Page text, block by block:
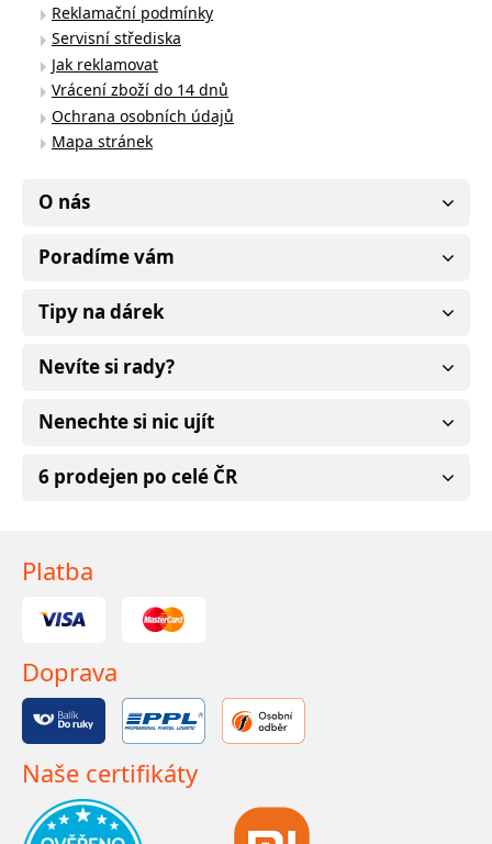
Reklamační podmínky
Servisní střediska
Jak reklamovat
Vrácení zboží do 14 dnů
Ochrana osobních údajů
Mapa stránek
O nás
Poradíme vám
Tipy na dárek
Nevíte si rady?
Nenechte si nic ujít
6 prodejen po celé ČR
Platba
Doprava
Naše certifikáty